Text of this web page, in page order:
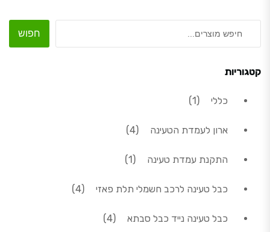
חפוש
קטגוריות
כללי 1מוצר 1
ארון לעמדת הטעינה 44 מוצרים
התקנת עמדת טעינה 1מוצר 1
כבל טעינה לרכב חשמלי תלת פאזי 44 מוצרים
כבל טעינה נייד כבל סבתא 44 מוצרים